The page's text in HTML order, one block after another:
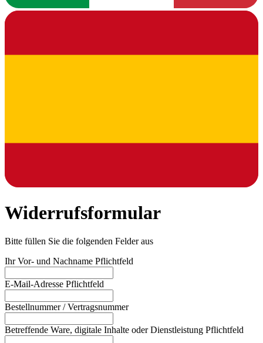
Widerrufsformular
Bitte füllen Sie die folgenden Felder aus
Ihr Vor- und Nachname Pflichtfeld
E-Mail-Adresse Pflichtfeld
Bestellnummer / Vertragsnummer
Betreffende Ware, digitale Inhalte oder Dienstleistung Pflichtfeld